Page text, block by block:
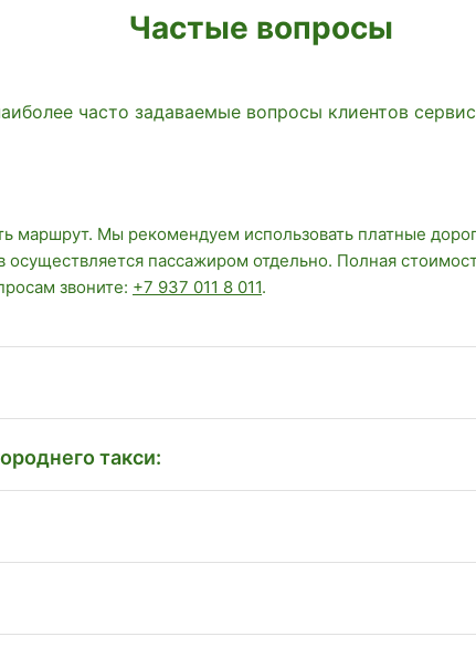
Частые вопросы
часто задаваемые вопросы клиентов
маршрут. Мы рекомендуем использовать платные
осуществляется пассажиром отдельно. Полная
звоните: +7 937 011 8 011.
такси: